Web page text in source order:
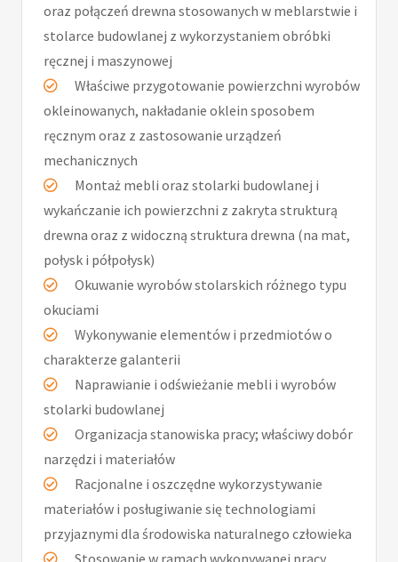
oraz połączeń drewna stosowanych w meblarstwie i
stolarce budowlanej z wykorzystaniem obróbki
ręcznej i maszynowej
Właściwe przygotowanie powierzchni wyrobów
okleinowanych, nakładanie oklein sposobem
ręcznym oraz z zastosowanie urządzeń
mechanicznych
Montaż mebli oraz stolarki budowlanej i
wykańczanie ich powierzchni z zakryta strukturą
drewna oraz z widoczną struktura drewna (na mat,
połysk i półpołysk)
Okuwanie wyrobów stolarskich różnego typu
okuciami
Wykonywanie elementów i przedmiotów o
charakterze galanterii
Naprawianie i odświeżanie mebli i wyrobów
stolarki budowlanej
Organizacja stanowiska pracy; właściwy dobór
narzędzi i materiałów
Racjonalne i oszczędne wykorzystywanie
materiałów i posługiwanie się technologiami
przyjaznymi dla środowiska naturalnego człowieka
Stosowanie w ramach wykonywanej pracy